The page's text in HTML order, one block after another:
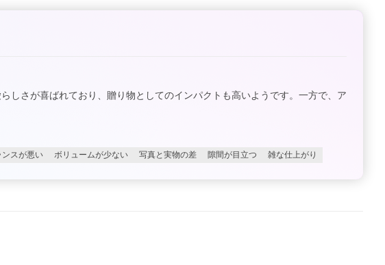
しさが喜ばれており、贈り物としてのインパクトも高いようです。一方で、ア
ンスが悪い ボリュームが少ない 写真と実物の差 隙間が目立つ 雑な仕上がり